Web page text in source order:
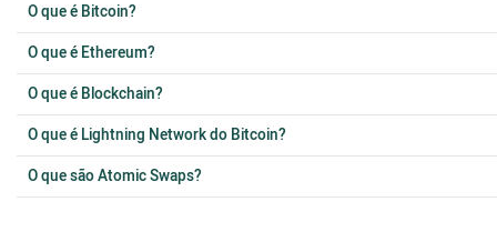
O que é Bitcoin?
O que é Ethereum?
O que é Blockchain?
O que é Lightning Network do Bitcoin?
O que são Atomic Swaps?